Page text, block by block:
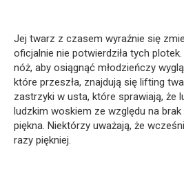
Jej twarz z czasem wyraźnie się
oficjalnie nie potwierdziła tych
nóż, aby osiągnąć młodzieńczy
które przeszła, znajdują się lifting
zastrzyki w usta, które sprawiają, że
ludzkim woskiem ze względu na
piękna. Niektórzy uważają, że
razy piękniej.